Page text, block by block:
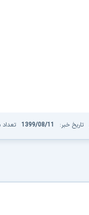
تاریخ خبر: 1399/08/11